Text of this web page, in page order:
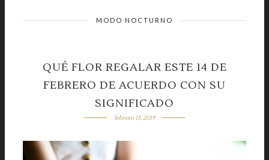
MODO NOCTURNO
QUÉ FLOR REGALAR ESTE 14 DE
FEBRERO DE ACUERDO CON SU
SIGNIFICADO
febrero 13, 2019